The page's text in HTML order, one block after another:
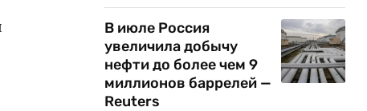
В июле Россия
увеличила добычу
нефти до более чем 9
миллионов баррелей —
Reuters